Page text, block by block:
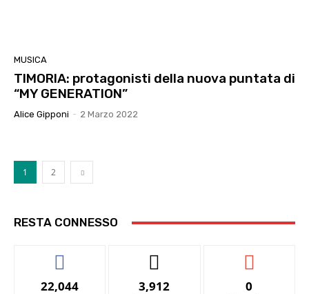
MUSICA
TIMORIA: protagonisti della nuova puntata di
“MY GENERATION”
Alice Gipponi - 2 Marzo 2022
1 2
RESTA CONNESSO
22,044 3,912 0